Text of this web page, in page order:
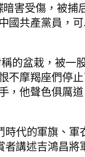
害受傷，被捕
國共產黨員，
的盆栽，被一
不摩羯座們停
，他聲色俱厲
代的軍旗、軍
講述吉鴻昌